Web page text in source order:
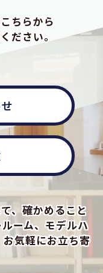
ちらから
ださい。
、確かめること
ーム、モデルハ
気軽にお立ち寄